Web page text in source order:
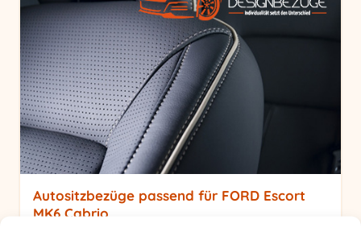
Autositzbezüge passend für FORD Escort
MK6 Cabrio